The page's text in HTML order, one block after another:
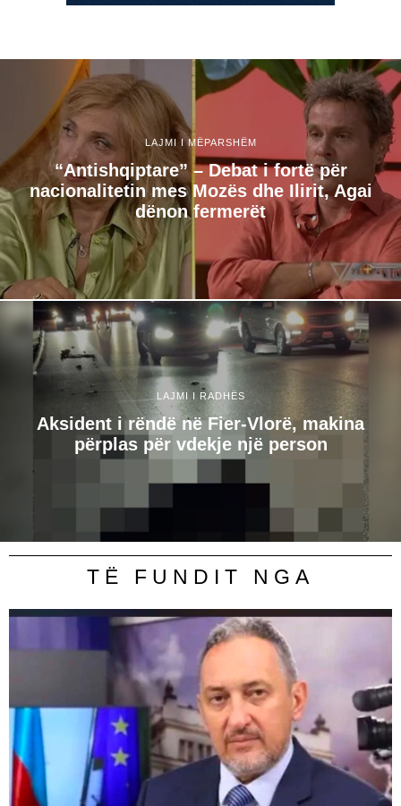
LAJMI I MËPARSHËM
“Antishqiptare” – Debat i fortë për
nacionalitetin mes Mozës dhe Ilirit, Agai
dënon fermerët
LAJMI I RADHËS
Aksident i rëndë në Fier-Vlorë, makina
përplas për vdekje një person
TË FUNDIT NGA